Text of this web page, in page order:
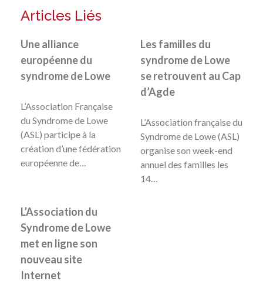
Articles Liés
Une alliance
européenne du
syndrome de Lowe
L’Association Française
du Syndrome de Lowe
(ASL) participe à la
création d’une fédération
européenne de…
Les familles du
syndrome de Lowe
se retrouvent au Cap
d’Agde
L’Association française du
Syndrome de Lowe (ASL)
organise son week-end
annuel des familles les
14…
L’Association du
Syndrome de Lowe
met en ligne son
nouveau site
Internet